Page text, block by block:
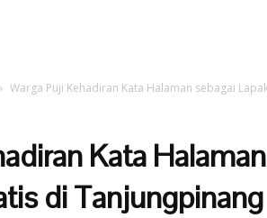
Warga Puji Kehadiran Kata Halaman sebagai
Kata
di Tanjungpinang